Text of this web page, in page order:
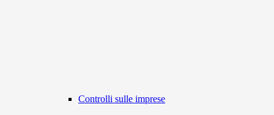
Controlli sulle imprese